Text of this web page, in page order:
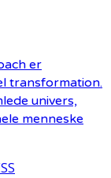
er
transformation.
univers,
menneske